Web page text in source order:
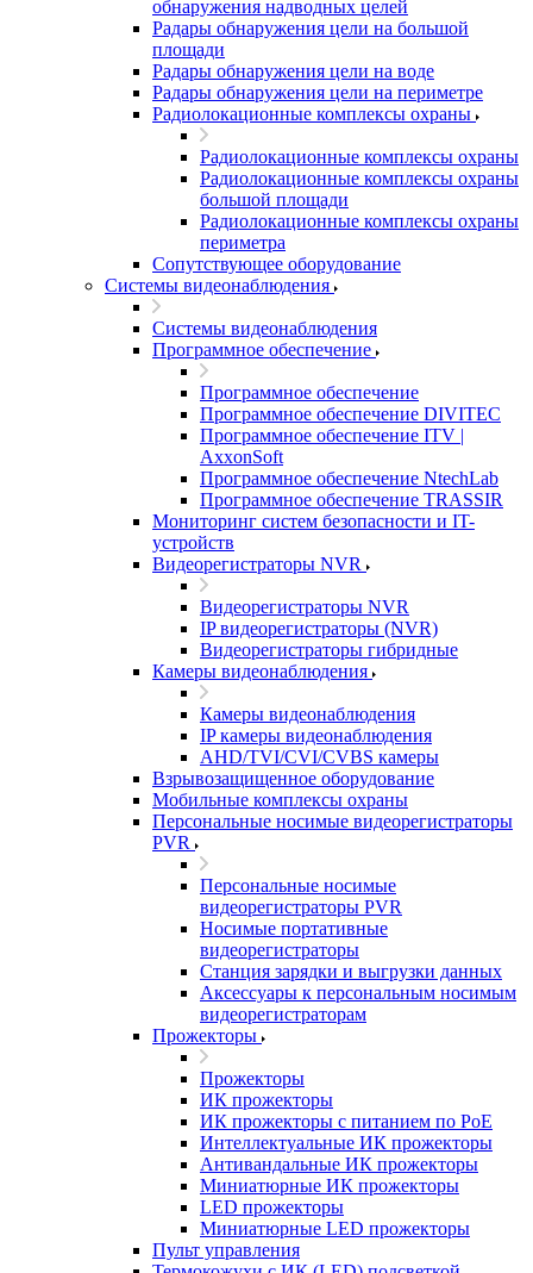
обнаружения надводных целей
Радары обнаружения цели на большой
площади
Радары обнаружения цели на воде
Радары обнаружения цели на периметре
Радиолокационные комплексы охраны
Радиолокационные комплексы охраны
Радиолокационные комплексы охраны
большой площади
Радиолокационные комплексы охраны
периметра
Сопутствующее оборудование
Системы видеонаблюдения
Системы видеонаблюдения
Программное обеспечение
Программное обеспечение
Программное обеспечение DIVITEC
Программное обеспечение ITV |
AxxonSoft
Программное обеспечение NtechLab
Программное обеспечение TRASSIR
Мониторинг систем безопасности и IT-
устройств
Видеорегистраторы NVR
Видеорегистраторы NVR
IP видеорегистраторы (NVR)
Видеорегистраторы гибридные
Камеры видеонаблюдения
Камеры видеонаблюдения
IP камеры видеонаблюдения
AHD/TVI/CVI/CVBS камеры
Взрывозащищенное оборудование
Мобильные комплексы охраны
Персональные носимые видеорегистраторы
PVR
Персональные носимые
видеорегистраторы PVR
Носимые портативные
видеорегистраторы
Станция зарядки и выгрузки данных
Аксессуары к персональным носимым
видеорегистраторам
Прожекторы
Прожекторы
ИК прожекторы
ИК прожекторы с питанием по PoE
Интеллектуальные ИК прожекторы
Антивандальные ИК прожекторы
Миниатюрные ИК прожекторы
LED прожекторы
Миниатюрные LED прожекторы
Пульт управления